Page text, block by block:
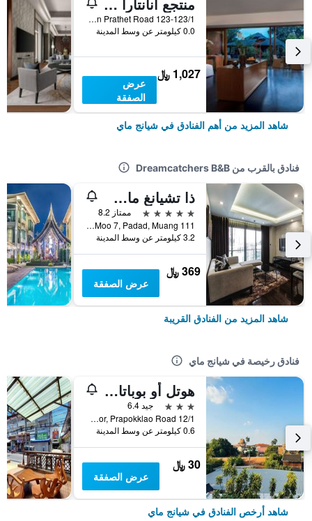
123-123/1 Charoen Prathet Road, شيانج ماي, تايلاند
0.0 كيلومتر عن وسط المدينة
1,027 ﷼
عرض
الصفقة
شاهد المزيد من أهم الفنادق في شيانج ماي
فنادق بالقرب من Dreamcatchers B&B
ذا تشيانغ ماي ريفرسايد
5 نجوم
ممتاز 8.2
111 Moo 7, Padad, Muang, شيانج ماي, تايلاند
3.2 كيلومتر عن وسط المدينة
369 ﷼
عرض الصفقة
شاهد المزيد من الفنادق القريبة
فنادق رخيصة في شيانج ماي
هوتل أو بوباتارا تشيانغماي
3 نجوم
جيد 6.4
12/1 Soi 4 Kor, Prapokklao Road, شيانج ماي, تايلاند
0.6 كيلومتر عن وسط المدينة
30 ﷼
عرض الصفقة
شاهد أرخص الفنادق في شيانج ماي